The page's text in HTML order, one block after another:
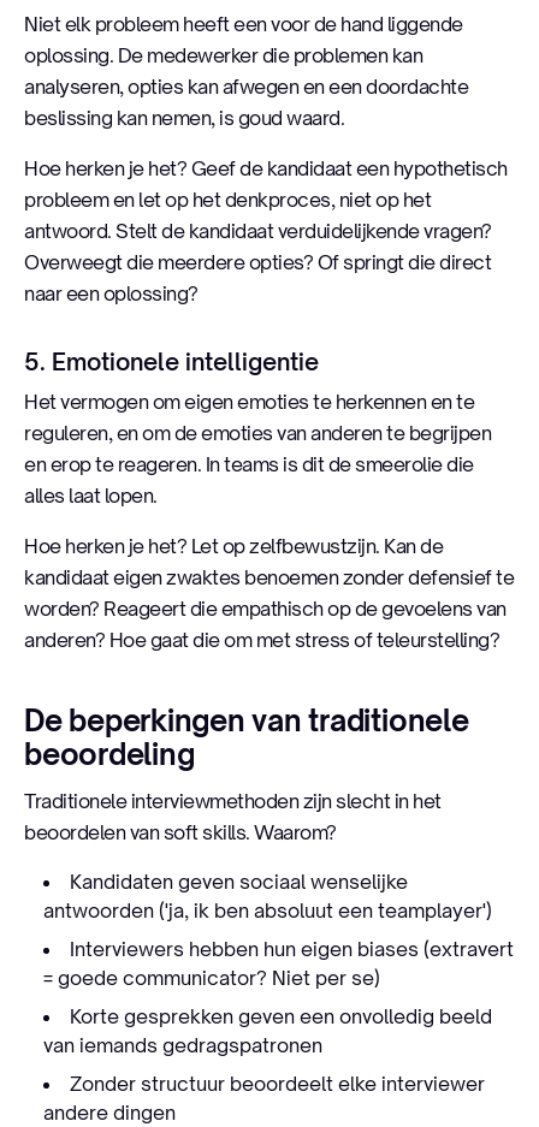
Niet elk probleem heeft een voor de hand liggende
oplossing. De medewerker die problemen kan
analyseren, opties kan afwegen en een doordachte
beslissing kan nemen, is goud waard.
Hoe herken je het? Geef de kandidaat een hypothetisch
probleem en let op het denkproces, niet op het
antwoord. Stelt de kandidaat verduidelijkende vragen?
Overweegt die meerdere opties? Of springt die direct
naar een oplossing?
5. Emotionele intelligentie
Het vermogen om eigen emoties te herkennen en te
reguleren, en om de emoties van anderen te begrijpen
en erop te reageren. In teams is dit de smeerolie die
alles laat lopen.
Hoe herken je het? Let op zelfbewustzijn. Kan de
kandidaat eigen zwaktes benoemen zonder defensief te
worden? Reageert die empathisch op de gevoelens van
anderen? Hoe gaat die om met stress of teleurstelling?
De beperkingen van traditionele
beoordeling
Traditionele interviewmethoden zijn slecht in het
beoordelen van soft skills. Waarom?
Kandidaten geven sociaal wenselijke
antwoorden ('ja, ik ben absoluut een teamplayer')
Interviewers hebben hun eigen biases (extravert
= goede communicator? Niet per se)
Korte gesprekken geven een onvolledig beeld
van iemands gedragspatronen
Zonder structuur beoordeelt elke interviewer
andere dingen